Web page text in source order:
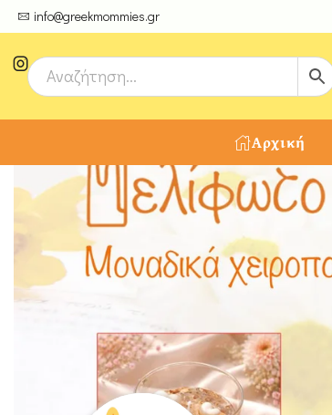
info@greekmommies.gr
μοναδικές δημιουργίες από τους Χειροτέχνες μας!
Αρχική